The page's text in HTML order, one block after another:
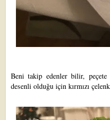
Beni takip edenler bilir, peçete
desenli olduğu için kırmızı